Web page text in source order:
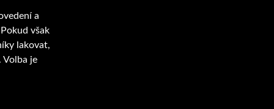
a
však
lakovat,
Volba je